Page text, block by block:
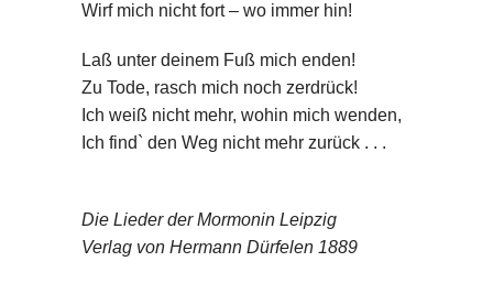
Wirf mich nicht fort – wo immer hin!
Laß unter deinem Fuß mich enden!
Zu Tode, rasch mich noch zerdrück!
Ich weiß nicht mehr, wohin mich wenden,
Ich find` den Weg nicht mehr zurück . . .
Die Lieder der Mormonin Leipzig
Verlag von Hermann Dürfelen 1889